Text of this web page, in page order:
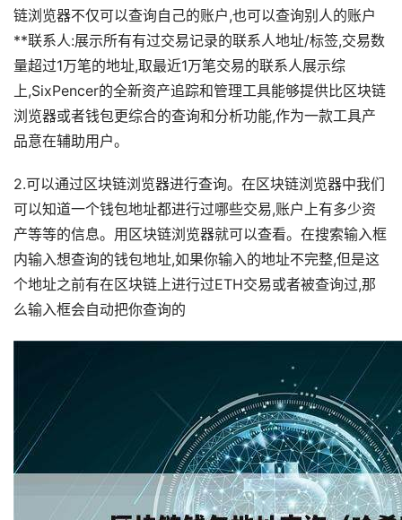
链浏览器不仅可以查询自己的账户,也可以查询别人的账户
**联系人:展示所有有过交易记录的联系人地址/标签,交易数
量超过1万笔的地址,取最近1万笔交易的联系人展示综
上,SixPencer的全新资产追踪和管理工具能够提供比区块链
浏览器或者钱包更综合的查询和分析功能,作为一款工具产
品意在辅助用户。
2.可以通过区块链浏览器进行查询。在区块链浏览器中我们
可以知道一个钱包地址都进行过哪些交易,账户上有多少资
产等等的信息。用区块链浏览器就可以查看。在搜索输入框
内输入想查询的钱包地址,如果你输入的地址不完整,但是这
个地址之前有在区块链上进行过ETH交易或者被查询过,那
么输入框会自动把你查询的